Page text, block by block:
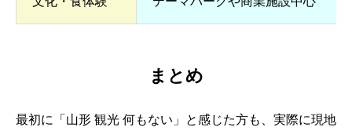
まとめ
最初に「山形 観光 何もない」と感じた方も、実際に現地